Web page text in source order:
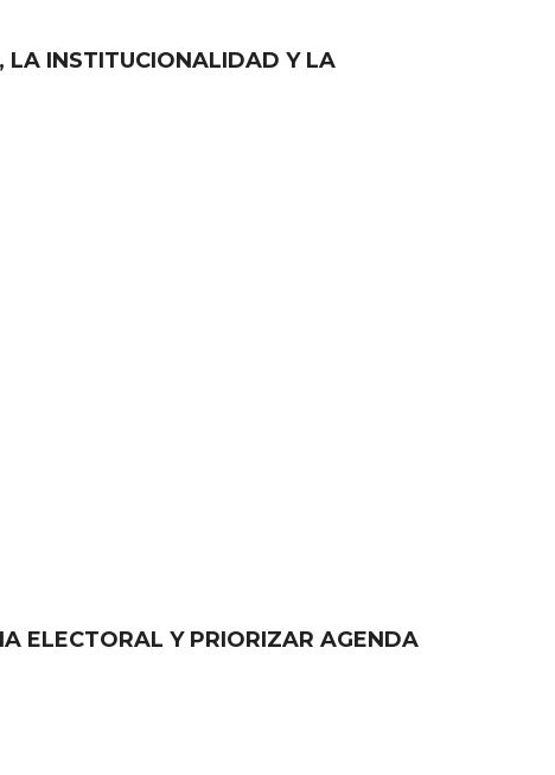
LA INSTITUCIONALIDAD Y LA
ELECTORAL Y PRIORIZAR AGENDA